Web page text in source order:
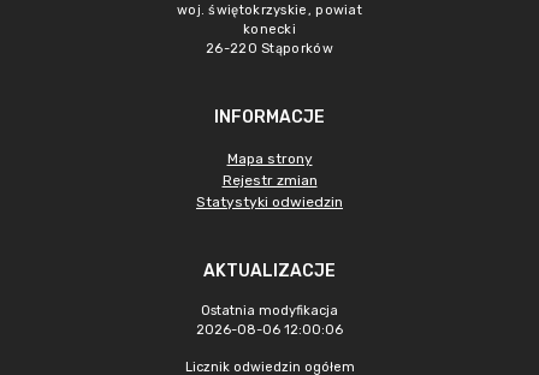
woj. świętokrzyskie, powiat
konecki
26-220 Stąporków
INFORMACJE
Mapa strony
Rejestr zmian
Statystyki odwiedzin
AKTUALIZACJE
Ostatnia modyfikacja
2026-08-06 12:00:06
Licznik odwiedzin ogółem